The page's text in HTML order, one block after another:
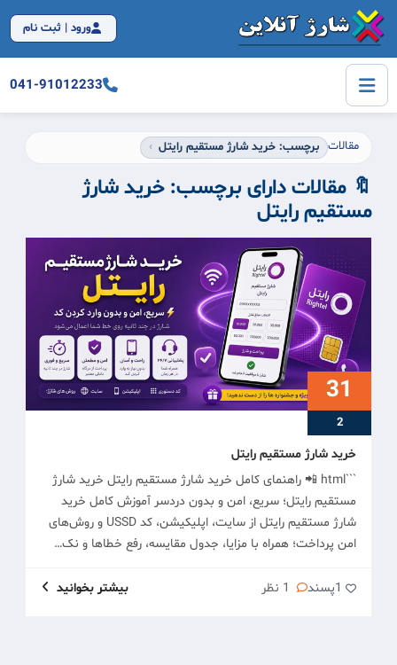
ورود | ثبت نام
041-91012233
مقالات برچسب: خرید شارژ مستقیم رایتل
🔖 مقالات دارای برچسب: خرید شارژ
مستقیم رایتل
31
2
خرید شارژ مستقیم رایتل
```html 📲 راهنمای کامل خرید شارژ مستقیم رایتل خرید شارژ
مستقیم رایتل؛ سریع، امن و بدون دردسر آموزش کامل خرید
شارژ مستقیم رایتل از سایت، اپلیکیشن، کد USSD و روش‌های
امن پرداخت؛ همراه با مزایا، جدول مقایسه، رفع خطاها و نک…
1پسند بیشتر بخوانید